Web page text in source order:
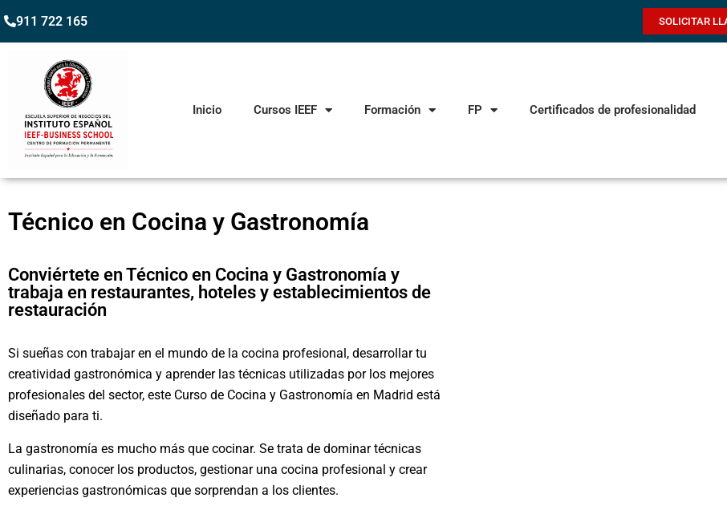
911 722 165 SOLICITAR
Inicio Cursos IEEF Formación FP Certificados de profesionalidad
Técnico en Cocina y Gastronomía
Conviértete en Técnico en Cocina y Gastronomía y
trabaja en restaurantes, hoteles y establecimientos de
restauración
Si sueñas con trabajar en el mundo de la cocina profesional, desarrollar tu
creatividad gastronómica y aprender las técnicas utilizadas por los mejores
profesionales del sector, este Curso de Cocina y Gastronomía en Madrid está
diseñado para ti.
La gastronomía es mucho más que cocinar. Se trata de dominar técnicas
culinarias, conocer los productos, gestionar una cocina profesional y crear
experiencias gastronómicas que sorprendan a los clientes.